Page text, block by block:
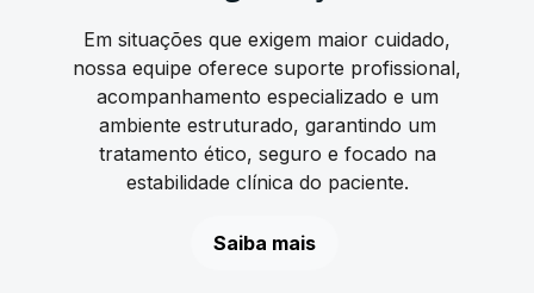
Em situações que exigem maior cuidado,
nossa equipe oferece suporte profissional,
acompanhamento especializado e um
ambiente estruturado, garantindo um
tratamento ético, seguro e focado na
estabilidade clínica do paciente.
Saiba mais